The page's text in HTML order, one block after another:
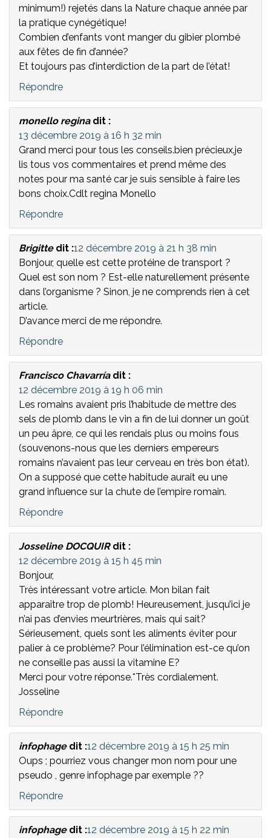
minimum!) rejetés dans la Nature chaque année par
la pratique cynégétique!
Combien d’enfants vont manger du gibier plombé
aux fêtes de fin d’année?
Et toujours pas d’interdiction de la part de l’état!
Répondre
monello regina dit :
13 décembre 2019 à 16 h 32 min
Grand merci pour tous les conseils.bien précieux.je
lis tous vos commentaires et prend même des
notes pour ma santé car je suis sensible à faire les
bons choix.Cdlt regina Monello
Répondre
Brigitte dit :12 décembre 2019 à 21 h 38 min
Bonjour, quelle est cette protéine de transport ?
Quel est son nom ? Est-elle naturellement présente
dans l’organisme ? Sinon, je ne comprends rien à cet
article.
D’avance merci de me répondre.
Répondre
Francisco Chavarría dit :
12 décembre 2019 à 19 h 06 min
Les romains avaient pris l’habitude de mettre des
sels de plomb dans le vin a fin de lui donner un goût
un peu âpre, ce qui les rendais plus ou moins fous
(souvenons-nous que les derniers empereurs
romains n’avaient pas leur cerveau en très bon état).
On a supposé que cette habitude aurait eu une
grand influence sur la chute de l’empire romain.
Répondre
Josseline DOCQUIR dit :
12 décembre 2019 à 15 h 45 min
Bonjour,
Très intéressant votre article. Mon bilan fait
apparaître trop de plomb! Heureusement, jusqu’ici je
n’ai pas d’envies meurtrières, mais qui sait?
Sérieusement, quels sont les aliments éviter pour
palier à ce problème? Pour l’élimination est-ce qu’on
ne conseille pas aussi la vitamine E?
Merci pour votre réponse.*Très cordialement.
Josseline
Répondre
infophage dit :12 décembre 2019 à 15 h 25 min
Oups ; pourriez vous changer mon nom pour une
pseudo , genre infophage par exemple ??
Répondre
infophage dit :12 décembre 2019 à 15 h 22 min